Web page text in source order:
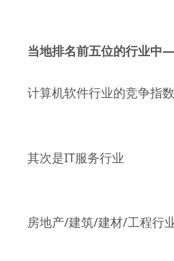
当地排名前五位的行业中
计算机软件行业的竞争指
其次是IT服务行业
房地产/建筑/建材/工程行